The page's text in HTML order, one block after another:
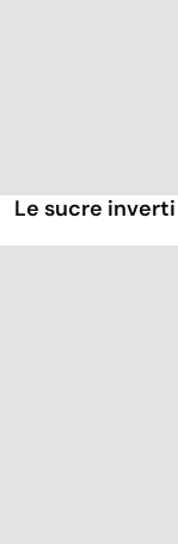
Le sucre